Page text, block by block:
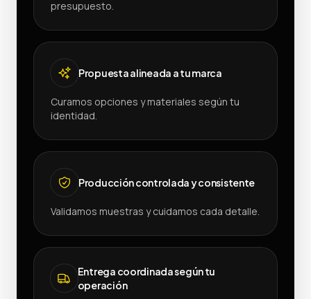
presupuesto.
Propuesta alineada a tu marca
Curamos opciones y materiales según tu
identidad.
Producción controlada y consistente
Validamos muestras y cuidamos cada detalle.
Entrega coordinada según tu
operación